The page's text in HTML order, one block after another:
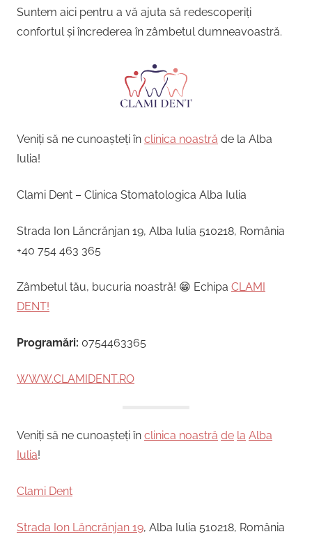
Suntem aici pentru a vă ajuta să redescoperiți
confortul și încrederea în zâmbetul dumneavoastră.
Veniți să ne cunoașteți în clinica noastră de la Alba
Iulia!
Clami Dent – Clinica Stomatologica Alba Iulia
Strada Ion Lăncrănjan 19, Alba Iulia 510218, România
+40 754 463 365
Zâmbetul tău, bucuria noastră! 😁 Echipa CLAMI
DENT!
Programări: 0754463365
WWW.CLAMIDENT.RO
Veniți să ne cunoașteți în clinica noastră de la Alba
Iulia!
Clami Dent
Strada Ion Lăncrănjan 19, Alba Iulia 510218, România